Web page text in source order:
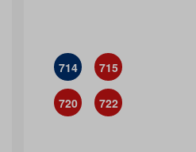
714 715
720 722